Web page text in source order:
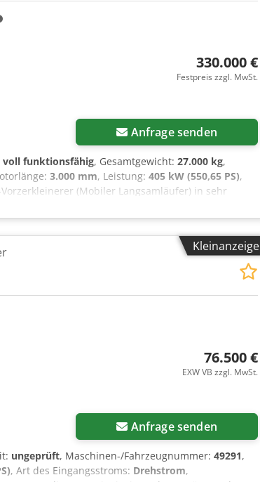
330.000 €
Festpreis zzgl. MwSt.
Anfrage senden
voll funktionsfähig, Gesamtgewicht: 27.000 kg,
3.000 mm, Leistung: 405 kW (550,65 PS),
(Mobiler Langsamläufer) in sehr
Volvo Penta 405kW/550PS, Stage 5 Dcjdpezrd Tisfx
mit 27 Tonnen; Zulassung bis 80 km/h 2 Siebkörbe
Funkfernbedienung Bunkervolumen 6,4 m³ /
durch Hannes Schirnhofer - SchirnhoferKleinanzeige
76.500 €
EXW VB zzgl. MwSt.
Anfrage senden
ungeprüft, Maschinen-/Fahrzeugnummer: 49291,
, Art des Eingangsstroms: Drehstrom,